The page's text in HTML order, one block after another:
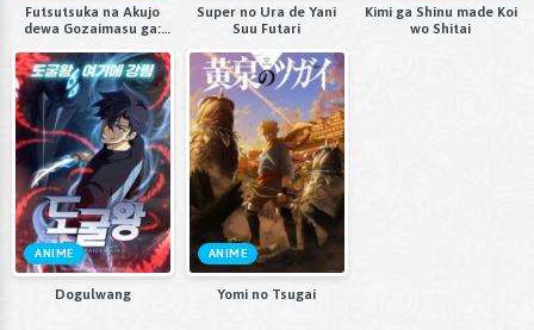
Futsutsuka na Akujo
dewa Gozaimasu ga:
Den
Super no Ura de Yani
Suu Futari
Kimi ga Shinu made Koi
wo Shitai
ANIME
Dogulwang
ANIME
Yomi no Tsugai